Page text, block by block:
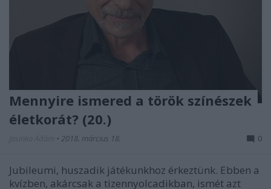
Mennyire ismered a török színészek
életkorát? (20.)
• 2018. március 18. 0
Jubileumi, huszadik játékunkhoz érkeztünk. Ebben a
kvízben, akárcsak a tizennyolcadikban, ismét azt